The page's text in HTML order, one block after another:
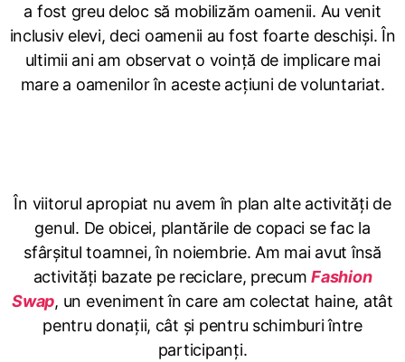
a fost greu deloc să mobilizăm oamenii. Au venit
inclusiv elevi, deci oamenii au fost foarte deschiși. În
ultimii ani am observat o voință de implicare mai
mare a oamenilor în aceste acțiuni de voluntariat.
În viitorul apropiat nu avem în plan alte activități de
genul. De obicei, plantările de copaci se fac la
sfârșitul toamnei, în noiembrie. Am mai avut însă
activități bazate pe reciclare, precumFashion
Swap, un eveniment în care am colectat haine, atât
pentru donații, cât și pentru schimburi între
participanți.